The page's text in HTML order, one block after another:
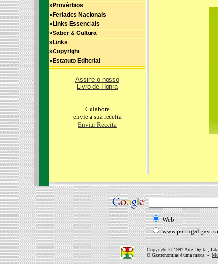
»Provérbios
»Feriados Nacionais
»Links Essenciais
»Saber & Cultura
»Links
»Copyright
»Estatuto Editorial
Assine o nosso
Livro de Honra
Colabore
envie a sua receita
Enviar Receita
Web
Copyright ©1997 Arte Digital,
O Gastronomias é uma marca -